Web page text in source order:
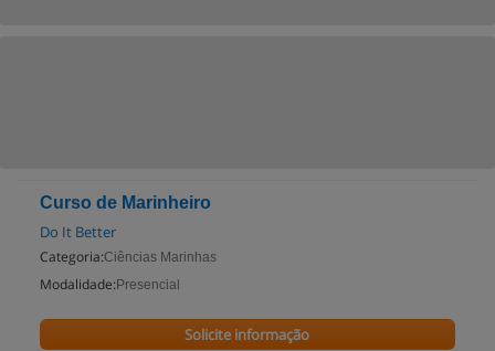
Curso de Marinheiro
Do It Better
Categoria:Ciências Marinhas
Modalidade: Presencial
Solicite informação